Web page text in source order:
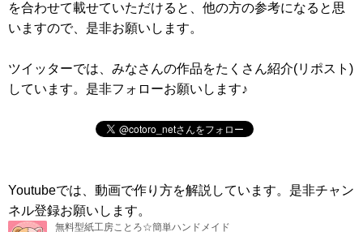
を合わせて載せていただけると、他の方の参考になると思
いますので、是非お願いします。
ツイッターでは、みなさんの作品をたくさん紹介(リポスト)
しています。是非フォローお願いします♪
Youtubeでは、動画で作り方を解説しています。是非チャン
ネル登録お願いします。